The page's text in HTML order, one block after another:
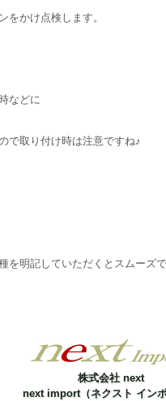
をかけ点検します。
などに
で取り付け時は注意ですね♪
を明記していただくとスムーズ
株式会社 next
next import（ネクスト イン